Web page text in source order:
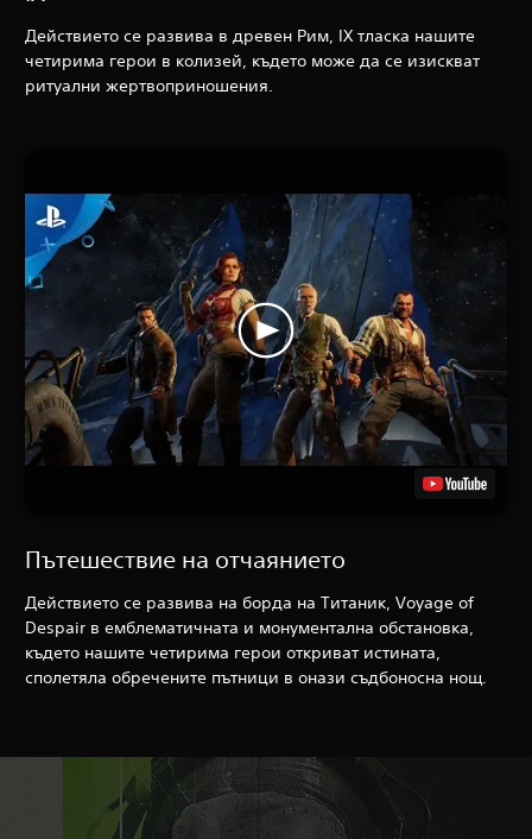
Действието се развива в древен Рим, IX тласка нашите
четирима герои в колизей, където може да се изискват
ритуални жертвоприношения.
Пътешествие на отчаянието
Действието се развива на борда на Титаник, Voyage of
Despair в емблематичната и монументална обстановка,
където нашите четирима герои откриват истината,
сполетяла обречените пътници в онази съдбоносна нощ.